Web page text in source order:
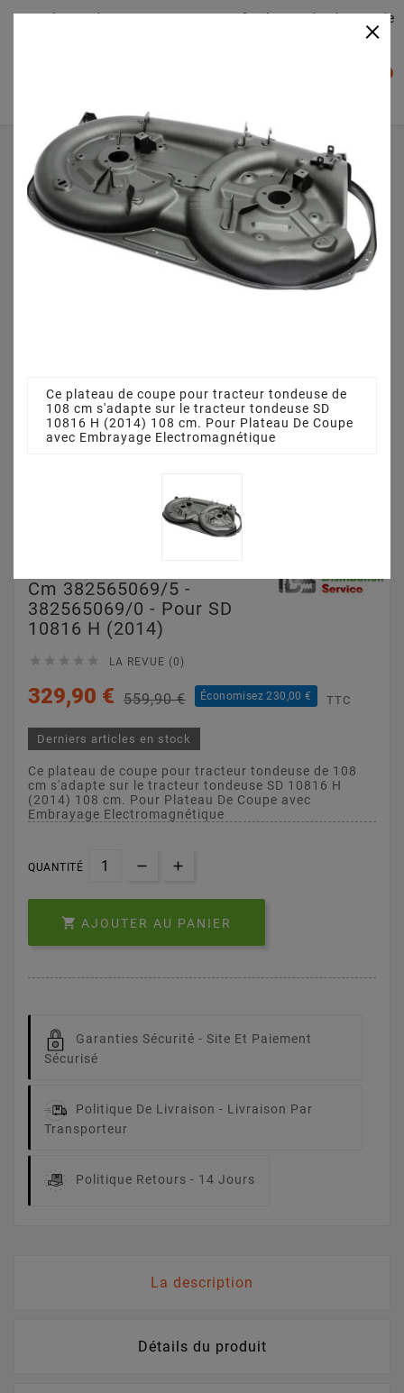
Plateaudecoupe.com : Trouver facilement le plateau de
Accueil
Plateau de coupe
Plateau de coupe 108 cm 382565069/5 - 382565069/0 -
pour SD 10816 H (2014)
Cm 382565069/5 -
382565069/0 - Pour SD
10816 H (2014)
     LA REVUE (0)
329,90 € 559,90 € Économisez 230,00 € TTC
Derniers articles en stock
Ce plateau de coupe pour tracteur tondeuse de 108
cm s'adapte sur le tracteur tondeuse SD 10816 H
(2014) 108 cm. Pour Plateau De Coupe avec
Embrayage Electromagnétique
QUANTITÉ
 AJOUTER AU PANIER
Garanties Sécurité - Site Et Paiement
Sécurisé
Politique De Livraison - Livraison Par
Transporteur
Politique Retours - 14 Jours
La description
Détails du produit
×
Ce plateau de coupe pour tracteur tondeuse de
108 cm s'adapte sur le tracteur tondeuse SD
10816 H (2014) 108 cm. Pour Plateau De Coupe
avec Embrayage Electromagnétique